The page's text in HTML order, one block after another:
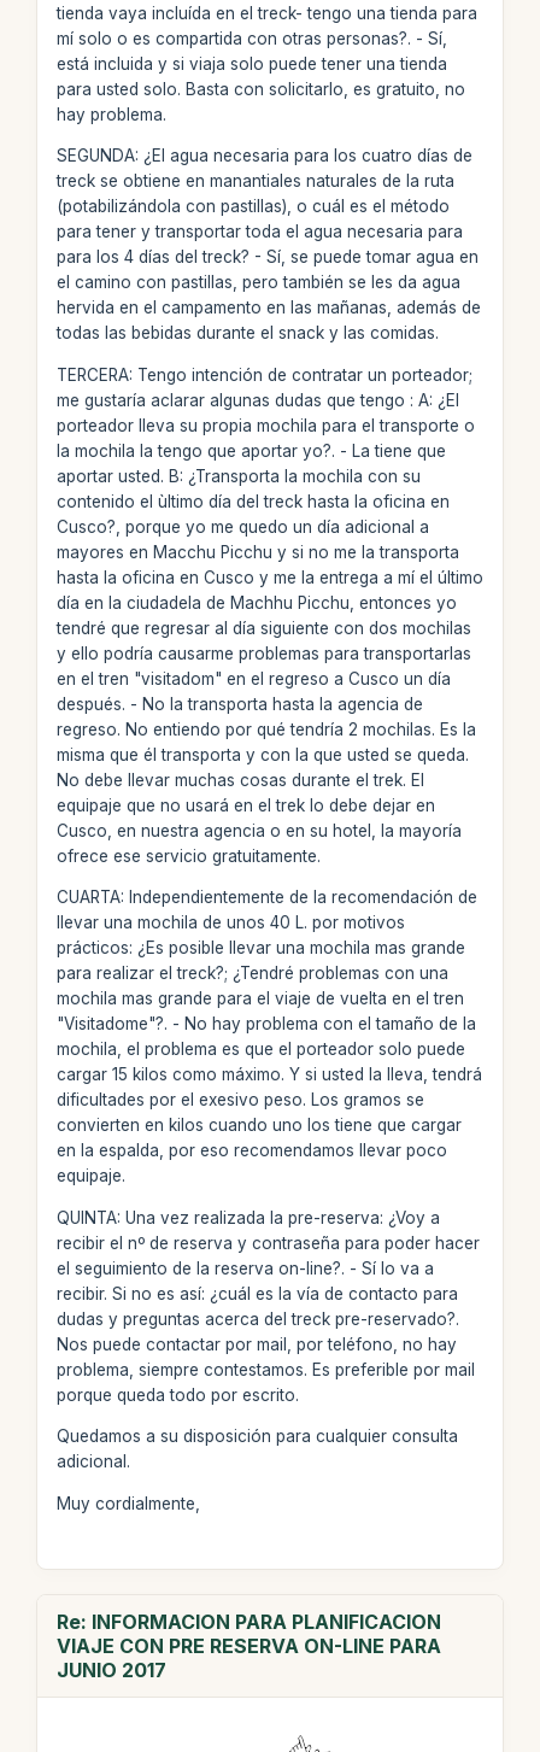
tienda vaya incluída en el treck- tengo una tienda para
mí solo o es compartida con otras personas?. - Sí,
está incluida y si viaja solo puede tener una tienda
para usted solo. Basta con solicitarlo, es gratuito, no
hay problema.
SEGUNDA: ¿El agua necesaria para los cuatro días de
treck se obtiene en manantiales naturales de la ruta
(potabilizándola con pastillas), o cuál es el método
para tener y transportar toda el agua necesaria para
para los 4 días del treck? - Sí, se puede tomar agua en
el camino con pastillas, pero también se les da agua
hervida en el campamento en las mañanas, además de
todas las bebidas durante el snack y las comidas.
TERCERA: Tengo intención de contratar un porteador;
me gustaría aclarar algunas dudas que tengo : A: ¿El
porteador lleva su propia mochila para el transporte o
la mochila la tengo que aportar yo?. - La tiene que
aportar usted. B: ¿Transporta la mochila con su
contenido el ùltimo día del treck hasta la oficina en
Cusco?, porque yo me quedo un día adicional a
mayores en Macchu Picchu y si no me la transporta
hasta la oficina en Cusco y me la entrega a mí el último
día en la ciudadela de Machhu Picchu, entonces yo
tendré que regresar al día siguiente con dos mochilas
y ello podría causarme problemas para transportarlas
en el tren "visitadom" en el regreso a Cusco un día
después. - No la transporta hasta la agencia de
regreso. No entiendo por qué tendría 2 mochilas. Es la
misma que él transporta y con la que usted se queda.
No debe llevar muchas cosas durante el trek. El
equipaje que no usará en el trek lo debe dejar en
Cusco, en nuestra agencia o en su hotel, la mayoría
ofrece ese servicio gratuitamente.
CUARTA: Independientemente de la recomendación de
llevar una mochila de unos 40 L. por motivos
prácticos: ¿Es posible llevar una mochila mas grande
para realizar el treck?; ¿Tendré problemas con una
mochila mas grande para el viaje de vuelta en el tren
"Visitadome"?. - No hay problema con el tamaño de la
mochila, el problema es que el porteador solo puede
cargar 15 kilos como máximo. Y si usted la lleva, tendrá
dificultades por el exesivo peso. Los gramos se
convierten en kilos cuando uno los tiene que cargar
en la espalda, por eso recomendamos llevar poco
equipaje.
QUINTA: Una vez realizada la pre-reserva: ¿Voy a
recibir el nº de reserva y contraseña para poder hacer
el seguimiento de la reserva on-line?. - Sí lo va a
recibir. Si no es así: ¿cuál es la vía de contacto para
dudas y preguntas acerca del treck pre-reservado?.
Nos puede contactar por mail, por teléfono, no hay
problema, siempre contestamos. Es preferible por mail
porque queda todo por escrito.
Quedamos a su disposición para cualquier consulta
adicional.
Muy cordialmente,
Re: INFORMACION PARA PLANIFICACION
VIAJE CON PRE RESERVA ON-LINE PARA
JUNIO 2017